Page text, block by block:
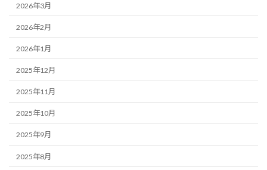
2026年3月
2026年2月
2026年1月
2025年12月
2025年11月
2025年10月
2025年9月
2025年8月